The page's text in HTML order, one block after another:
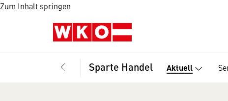
Zum Inhalt springen
Sparte Handel Aktuell